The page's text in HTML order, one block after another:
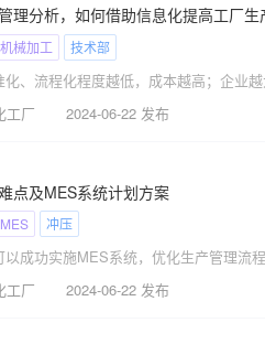
理分析，如何借助信息化提高工厂生
机械加工 技术部
工厂
2024-06-22 发布
点及MES系统计划方案
MES 冲压
成功实施MES系统，优化生产管理流
工厂
2024-06-22 发布